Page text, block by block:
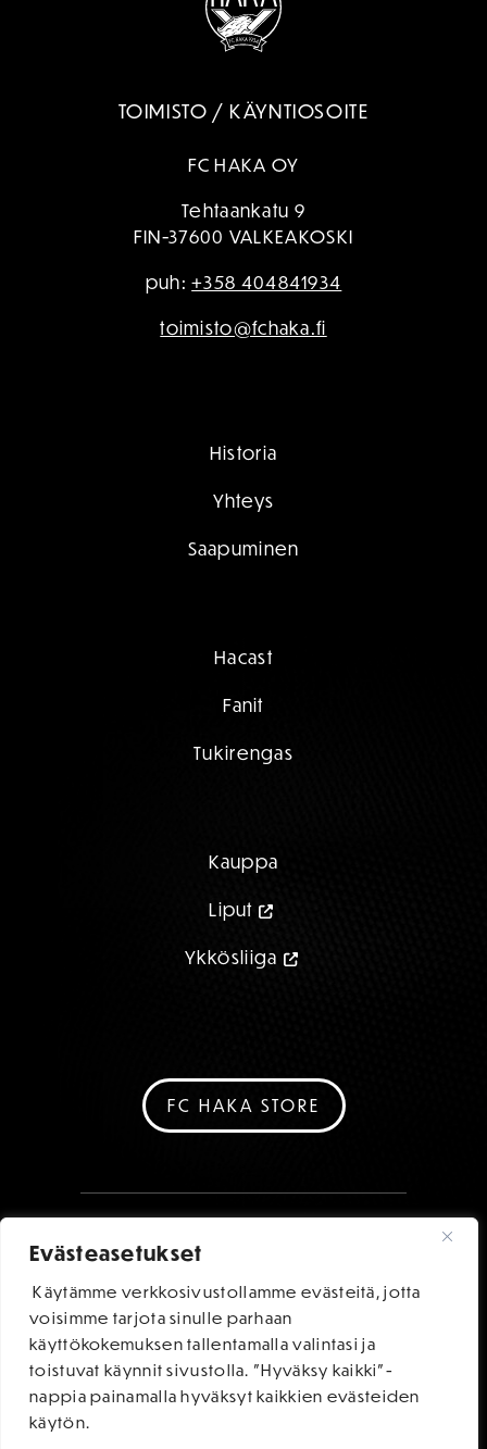
Evästeasetukset
Käytämme verkkosivustollamme evästeitä, jotta
voisimme tarjota sinulle parhaan
käyttökokemuksen tallentamalla valintasi ja
toistuvat käynnit sivustolla. "Hyväksy kaikki"-
nappia painamalla hyväksyt kaikkien evästeiden
käytön.
TOIMISTO / KÄYNTIOSOITE
FC HAKA OY
Tehtaankatu 9
FIN-37600 VALKEAKOSKI
puh:+358 404841934
toimisto@fchaka.fi
Historia
Yhteys
Saapuminen
Hacast
Fanit
Tukirengas
Kauppa
Liput
Ykkösliiga
FC HAKA STORE